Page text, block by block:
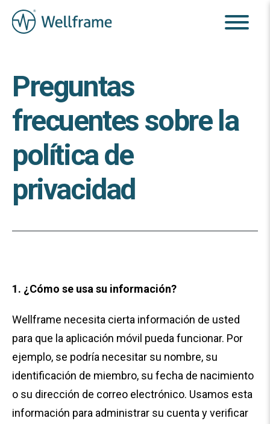
Preguntas
frecuentes sobre la
política de
privacidad
1. ¿Cómo se usa su información?
Wellframe necesita cierta información de usted
para que la aplicación móvil pueda funcionar. Por
ejemplo, se podría necesitar su nombre, su
identificación de miembro, su fecha de nacimiento
o su dirección de correo electrónico. Usamos esta
información para administrar su cuenta y verificar